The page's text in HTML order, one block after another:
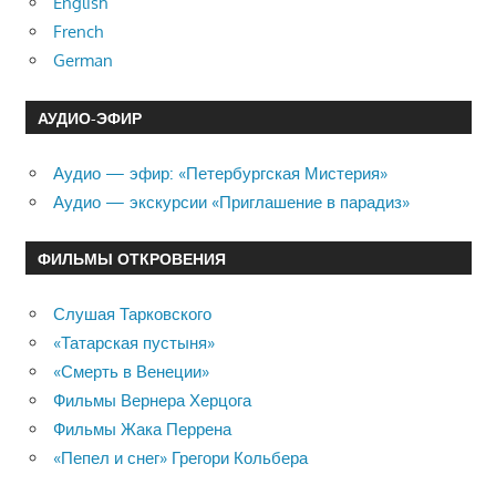
French
German
АУДИО-ЭФИР
Аудио — эфир: «Петербургская Мистерия»
Аудио — экскурсии «Приглашение в парадиз»
ФИЛЬМЫ ОТКРОВЕНИЯ
Слушая Тарковского
«Татарская пустыня»
«Смерть в Венеции»
Фильмы Вернера Херцога
Фильмы Жака Перрена
«Пепел и снег» Грегори Кольбера